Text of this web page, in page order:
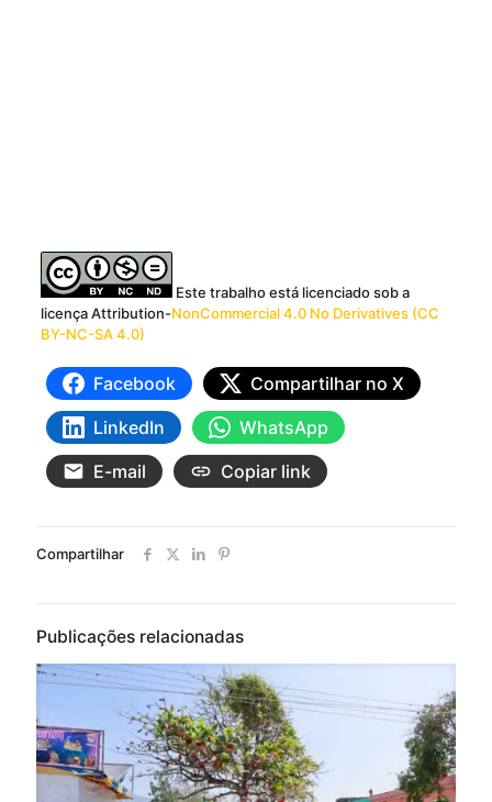
Este trabalho está licenciado sob a
licença Attribution-NonCommercial 4.0 No Derivatives (CC
BY-NC-SA 4.0)
Facebook
Compartilhar no X
LinkedIn
WhatsApp
E-mail
Copiar link
Compartilhar
Publicações relacionadas